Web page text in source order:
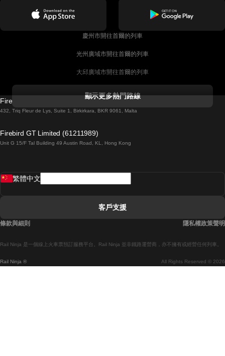
慶州市開往首爾的列車
光州廣域市開往首爾的列車
大邱廣域市開往首爾的列車
都柏林開往戈尔韦的列車
羅馬開往拿坡里的列車
顯示更多熱門路線
Firebird GT Limited (OC 1451)
432, Triq Fleur de Lys, Suite 1, Birkirkara, BKR 9061, Malta
Firebird GT Limited (61211989)
Unit G 15/F Tal Building 49 Austin Road, KL, Hong Kong
Rail Ninja ® All Rights Reserved © 2026
Rail Ninja 是一個線上火車票預訂服務平台。Rail Ninja 並非鐵路運營商，亦不擁有或經營任何列車。
繁體中文
客戶支援
條款與細則 隱私權政策聲明